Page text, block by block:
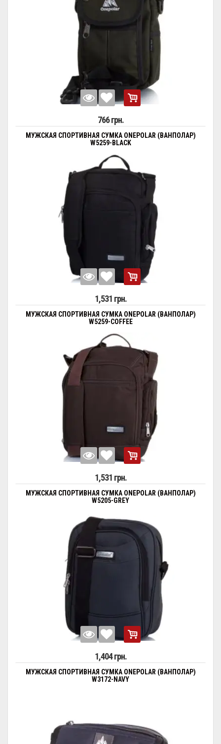
766 грн.
МУЖСКАЯ СПОРТИВНАЯ СУМКА ONEPOLAR (ВАНПОЛАР)
W5259-BLACK
1,531 грн.
МУЖСКАЯ СПОРТИВНАЯ СУМКА ONEPOLAR (ВАНПОЛАР)
W5259-COFFEE
1,531 грн.
МУЖСКАЯ СПОРТИВНАЯ СУМКА ONEPOLAR (ВАНПОЛАР)
W5205-GREY
1,404 грн.
МУЖСКАЯ СПОРТИВНАЯ СУМКА ONEPOLAR (ВАНПОЛАР)
W3172-NAVY